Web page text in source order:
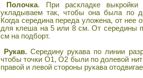
Полочка. При раскладке выкройки
укладываем так, чтобы она была по
Когда середина переда уложена, от нее
для клеша на 5 или 8 см. От середины
см на подборт.
Рукав. Середину рукава по линии
чтобы точки О1, О2 были по долевой
правой и левой стороны рукава